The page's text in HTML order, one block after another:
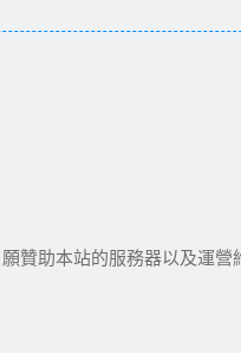
贊助本站的服務器以及運